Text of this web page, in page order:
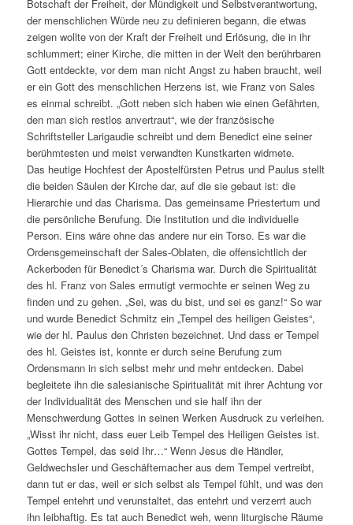
Botschaft der Freiheit, der Mündigkeit und Selbstverantwortung,
der menschlichen Würde neu zu definieren begann, die etwas
zeigen wollte von der Kraft der Freiheit und Erlösung, die in ihr
schlummert; einer Kirche, die mitten in der Welt den berührbaren
Gott entdeckte, vor dem man nicht Angst zu haben braucht, weil
er ein Gott des menschlichen Herzens ist, wie Franz von Sales
es einmal schreibt. „Gott neben sich haben wie einen Gefährten,
den man sich restlos anvertraut“, wie der französische
Schriftsteller Larigaudie schreibt und dem Benedict eine seiner
berühmtesten und meist verwandten Kunstkarten widmete.
Das heutige Hochfest der Apostelfürsten Petrus und Paulus stellt
die beiden Säulen der Kirche dar, auf die sie gebaut ist: die
Hierarchie und das Charisma. Das gemeinsame Priestertum und
die persönliche Berufung. Die Institution und die individuelle
Person. Eins wäre ohne das andere nur ein Torso. Es war die
Ordensgemeinschaft der Sales-Oblaten, die offensichtlich der
Ackerboden für Benedict´s Charisma war. Durch die Spiritualität
des hl. Franz von Sales ermutigt vermochte er seinen Weg zu
finden und zu gehen. „Sei, was du bist, und sei es ganz!“ So war
und wurde Benedict Schmitz ein „Tempel des heiligen Geistes“,
wie der hl. Paulus den Christen bezeichnet. Und dass er Tempel
des hl. Geistes ist, konnte er durch seine Berufung zum
Ordensmann in sich selbst mehr und mehr entdecken. Dabei
begleitete ihn die salesianische Spiritualität mit ihrer Achtung vor
der Individualität des Menschen und sie half ihn der
Menschwerdung Gottes in seinen Werken Ausdruck zu verleihen.
„Wisst ihr nicht, dass euer Leib Tempel des Heiligen Geistes ist.
Gottes Tempel, das seid Ihr…“ Wenn Jesus die Händler,
Geldwechsler und Geschäftemacher aus dem Tempel vertreibt,
dann tut er das, weil er sich selbst als Tempel fühlt, und was den
Tempel entehrt und verunstaltet, das entehrt und verzerrt auch
ihn leibhaftig. Es tat auch Benedict weh, wenn liturgische Räume